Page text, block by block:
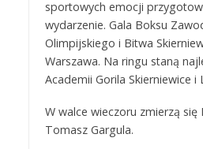
sportowych emocji
wydarzenie. Gala Boksu
Olimpijskiego i Bitwa
Warszawa. Na ringu staną
Academii Gorila Skierniewice i
W walce wieczoru zmierzą się
Tomasz Gargula.